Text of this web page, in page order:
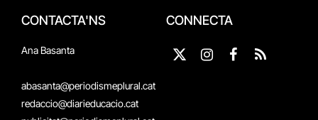
CONTACTA'NS
Ana Basanta
abasanta@periodismeplural.cat
redaccio@diarieducacio.cat
CONNECTA
X
Instagram
Facebook
RSS